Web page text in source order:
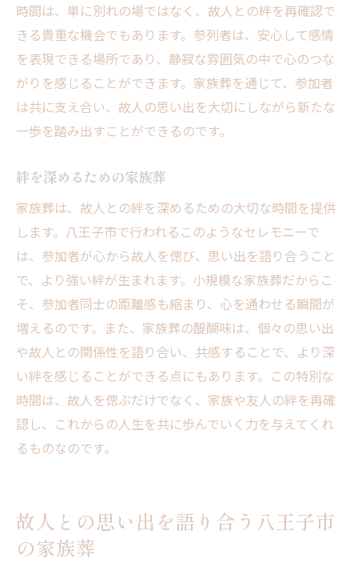
時間は、単に別れの場ではなく、故人との絆を再確認で
きる貴重な機会でもあります。参列者は、安心して感情
を表現できる場所であり、静寂な雰囲気の中で心のつな
がりを感じることができます。家族葬を通じて、参加者
は共に支え合い、故人の思い出を大切にしながら新たな
一歩を踏み出すことができるのです。
絆を深めるための家族葬
家族葬は、故人との絆を深めるための大切な時間を提供
します。八王子市で行われるこのようなセレモニーで
は、参加者が心から故人を偲び、思い出を語り合うこと
で、より強い絆が生まれます。小規模な家族葬だからこ
そ、参加者同士の距離感も縮まり、心を通わせる瞬間が
増えるのです。また、家族葬の醍醐味は、個々の思い出
や故人との関係性を語り合い、共感することで、より深
い絆を感じることができる点にもあります。この特別な
時間は、故人を偲ぶだけでなく、家族や友人の絆を再確
認し、これからの人生を共に歩んでいく力を与えてくれ
るものなのです。
故人との思い出を語り合う八王子市
の家族葬